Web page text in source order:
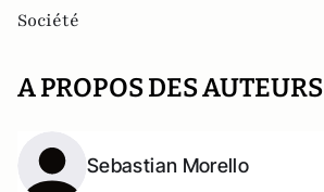
Société
A PROPOS DES AUTEURS
Sebastian Morello